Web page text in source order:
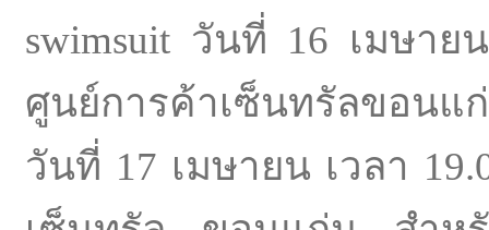
swimsuit วันที่ 16 เมษา
ศูนย์การค้าเซ็นทรัลขอน
วันที่ 17 เมษายน เวลา